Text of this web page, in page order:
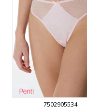
7502905534